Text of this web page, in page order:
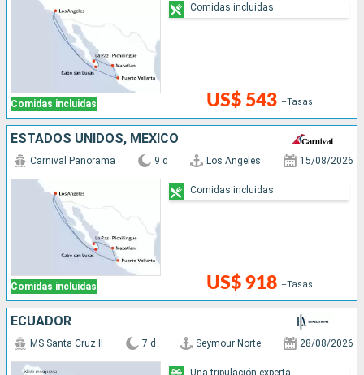
Comidas incluidas US$ 543 +Tasas
Comidas incluidas
ESTADOS UNIDOS, MÉXICO
Comidas incluidas
Carnival Panorama 9 d Los Angeles 15/08/2026
US$ 918 +Tasas
Comidas incluidas
ECUADOR
MS Santa Cruz II 7 d Seymour Norte 28/08/2026
Una tripulación experta